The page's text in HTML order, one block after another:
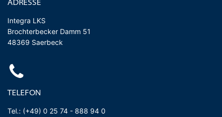
ADRESSE
Integra LKS
Brochterbecker Damm 51
48369 Saerbeck
TELEFON
Tel.: (+49) 0 25 74 - 888 94 0